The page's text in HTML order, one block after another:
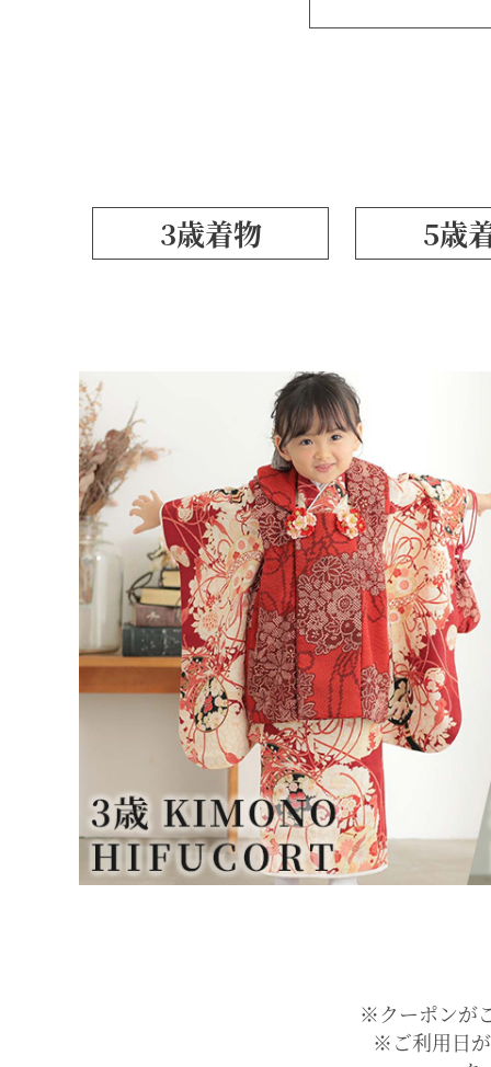
3歳着物 5歳
※クーポンが
※ご利用日